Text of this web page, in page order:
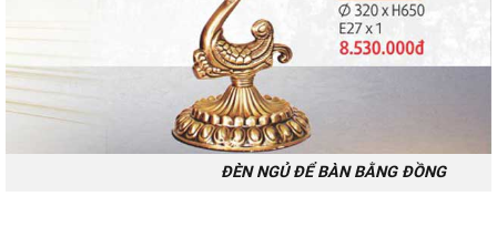
ĐÈN NGỦ ĐỂ BÀN BẰNG ĐỒNG